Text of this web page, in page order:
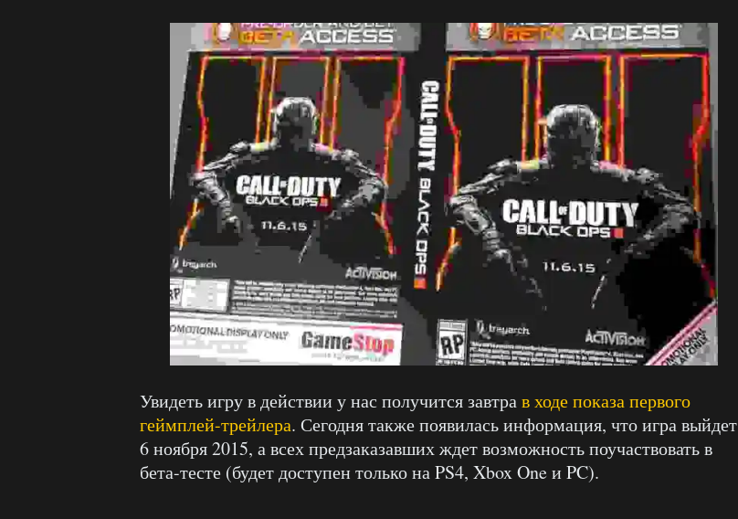
Увидеть игру в действии у нас получится завтрав ходе показа первого
геймплей-трейлера. Сегодня также появилась информация, что игра выйдет
6 ноября 2015, а всех предзаказавших ждет возможность поучаствовать в
бета-тесте (будет доступен только на PS4, Xbox One и PC).